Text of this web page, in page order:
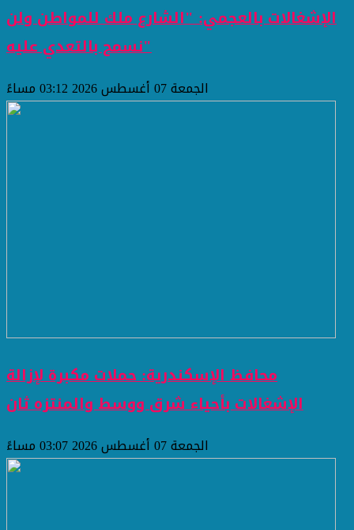
الإشغالات بالعجمي: "الشارع ملك للمواطن ولن
نسمح بالتعدي عليه"
الجمعة 07 أغسطس 2026 03:12 مساءً
محافظ الإسكندرية: حملات مكبرة لإزالة
الإشغالات بأحياء شرق ووسط والمنتزه ثان
الجمعة 07 أغسطس 2026 03:07 مساءً